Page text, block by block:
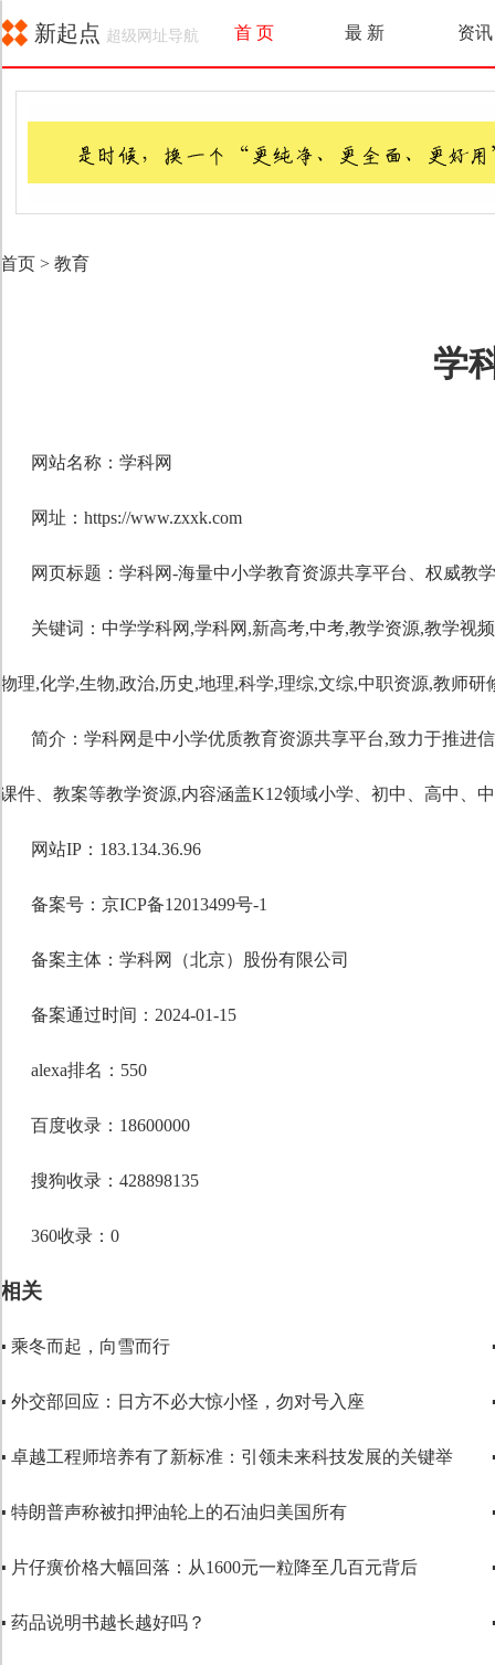
新起点 超级网址导航 首 页 最 新 资讯
首页 > 教育
学
网站名称：学科网
网址：https://www.zxxk.com
网页标题：学科网-海量中小学教育资源共享平台、权威教
关键词： 中学学科网 ,学科网 ,新高考,中考,教学资源,教学视频
物理,化学,生物,政治,历史,地理,科学,理综,文综,中职资源,教师研
简介：学科网是中小学优质教育资源共享平台,致力于推进
课件、教案等教学资源,内容涵盖K12领域小学、初中、高中、
网站IP：183.134.36.96
备案号：京ICP备12013499号-1
备案主体：学科网（北京）股份有限公司
备案通过时间：2024-01-15
alexa排名：550
百度收录：18600000
搜狗收录：428898135
360收录：0
相关
▪ 乘冬而起，向雪而行
▪ 外交部回应：日方不必大惊小怪，勿对号入座
▪ 卓越工程师培养有了新标准：引领未来科技发展的关键举
▪ 特朗普声称被扣押油轮上的石油归美国所有
▪ 片仔癀价格大幅回落：从1600元一粒降至几百元背后
▪ 药品说明书越长越好吗？
自定义标题
段落格式